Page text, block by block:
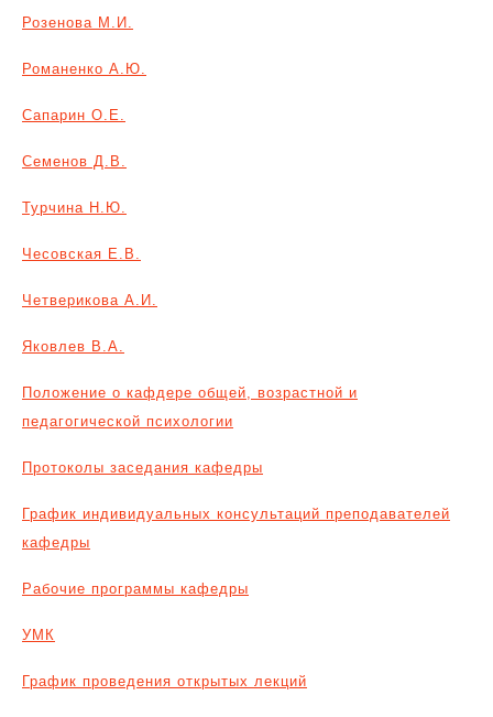
Розенова М.И.
Романенко А.Ю.
Сапарин О.Е.
Семенов Д.В.
Турчина Н.Ю.
Чесовская Е.В.
Четверикова А.И.
Яковлев В.А.
Положение о кафдере общей, возрастной и
педагогической психологии
Протоколы заседания кафедры
График индивидуальных консультаций преподавателей
кафедры
Рабочие программы кафедры
УМК
График проведения открытых лекций